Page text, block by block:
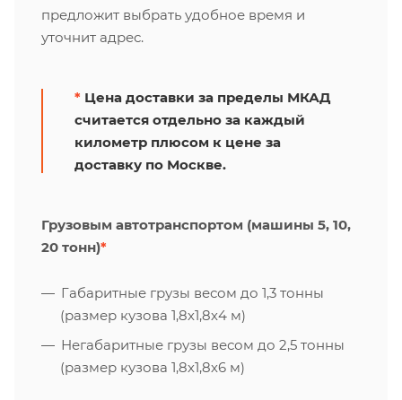
предложит выбрать удобное время и
уточнит адрес.
* Цена доставки за пределы МКАД
считается отдельно за каждый
километр плюсом к цене за
доставку по Москве.
Грузовым автотранспортом (машины 5, 10,
20 тонн)*
Габаритные грузы весом до 1,3 тонны
(размер кузова 1,8х1,8х4 м)
Негабаритные грузы весом до 2,5 тонны
(размер кузова 1,8х1,8х6 м)